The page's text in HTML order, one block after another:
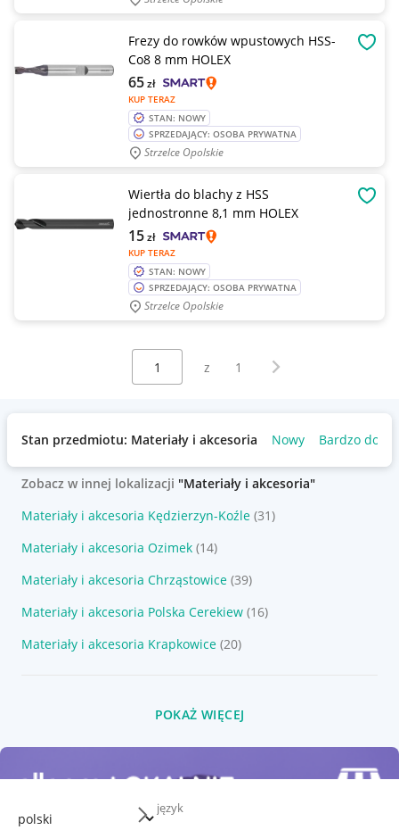
język
Frezy do rowków wpustowych HSS-
Co8 8 mm HOLEX
KUP TERAZ
65zł
STAN: NOWY
SPRZEDAJĄCY: OSOBA PRYWATNA
Strzelce Opolskie
Wiertła do blachy z HSS
jednostronne 8,1 mm HOLEX
KUP TERAZ
15zł
STAN: NOWY
SPRZEDAJĄCY: OSOBA PRYWATNA
Strzelce Opolskie
Wybierz stronę:
z 1 Następna strona
Stan przedmiotu: Materiały i akcesoria Nowy Bardzo dobry
Zobacz w innej lokalizacji "Materiały i akcesoria"
Materiały i akcesoria Kędzierzyn-Koźle (31)
Materiały i akcesoria Ozimek (14)
Materiały i akcesoria Chrząstowice (39)
Materiały i akcesoria Polska Cerekiew (16)
Materiały i akcesoria Krapkowice (20)
POKAŻ WIĘCEJ